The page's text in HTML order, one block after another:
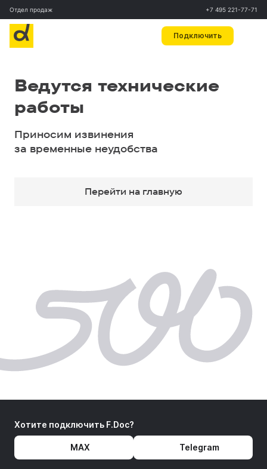
Отдел продаж +7 495 221-77-71
Подключить
Ведутся технические
работы
Приносим извинения
за временные неудобства
Перейти на главную
Хотите подключить F.Doc?
MAX Telegram